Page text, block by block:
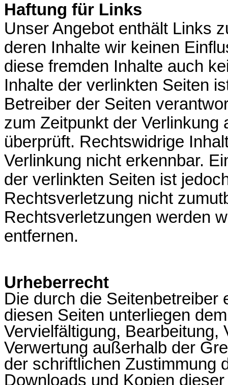
Haftung für Links
Unser Angebot enthält Links
deren Inhalte wir keinen
diese fremden Inhalte auch
Inhalte der verlinkten Seiten
Betreiber der Seiten
zum Zeitpunkt der
überprüft. Rechtswidrige
Verlinkung nicht erkennbar.
der verlinkten Seiten ist
Rechtsverletzung nicht
Rechtsverletzungen werden
entfernen.
Urheberrecht
Die durch die Seitenbetreiber
diesen Seiten unterliegen
Vervielfältigung, Bearbeitung,
Verwertung außerhalb der
der schriftlichen Zustimmung
Downloads und Kopien